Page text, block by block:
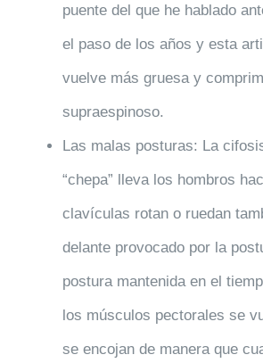
puente del que he hablado
el paso de los años y esta
vuelve más gruesa y
supraespinoso.
Las malas posturas: La
“chepa” lleva los hombros
clavículas rotan o ruedan
delante provocado por la
postura mantenida en el
los músculos pectorales se
se encojan de manera que